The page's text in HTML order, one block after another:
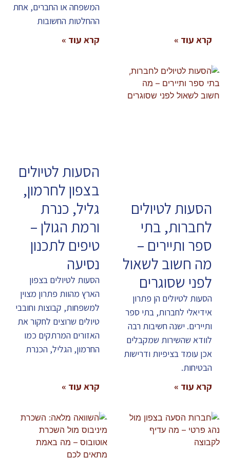
קרא עוד »
המשפחה או החברים, אחת
ההחלטות החשובות
קרא עוד »
הסעות לטיולים
לחברות, בתי
ספר ותיירים –
מה חשוב לשאול
לפני שסוגרים
הסעות לטיולים הן פתרון
אידיאלי לחברות, בתי ספר
ותיירים. ישנה חשיבות רבה
לוודא שהשירות שמקבלים
אכן עומד בציפיות ודרישות
הבטיחות.
קרא עוד »
הסעות לטיולים
בצפון לחרמון,
גליל, כנרת
ורמת הגולן –
טיפים לתכנון
נסיעה
הסעות לטיולים בצפון
הארץ מהוות פתרון מצוין
למשפחות, קבוצות וחובבי
טיולים שרוצים לחקור את
האזורים המרתקים כמו
החרמון, הגליל, הכנרת
קרא עוד »